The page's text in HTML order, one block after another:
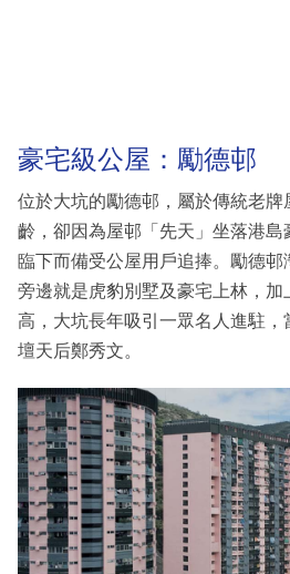
豪宅級公屋：勵德邨
位於大坑的勵德邨，屬於傳統老
齡，卻因為屋邨「先天」坐落港
臨下而備受公屋用戶追捧。勵德邨
旁邊就是虎豹別墅及豪宅上林，
高，大坑長年吸引一眾名人進駐
壇天后鄭秀文。